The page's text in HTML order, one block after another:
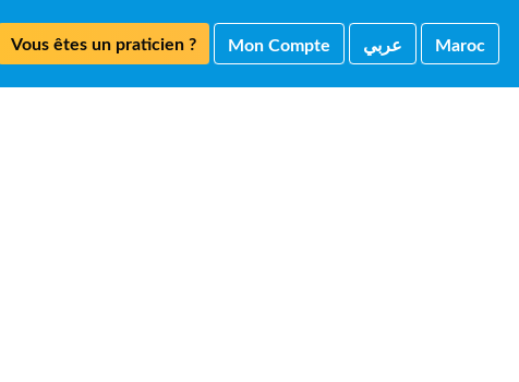
Vous êtes un praticien ? Mon Compte ﻋﺮﺑﻲ Maroc